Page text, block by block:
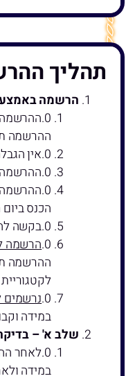
תהליך
הרשמה
ההרשמה תיפתח ביום
ההרשמה
אין
הכנס
בקשה
הרשמה
ההרשמה
לקטגוריית
נרשמים
במידה
שלב א' –
לאחר
במידה ולאחר 48 שעות לא קיבלתם מייל, יש ליצור קשר